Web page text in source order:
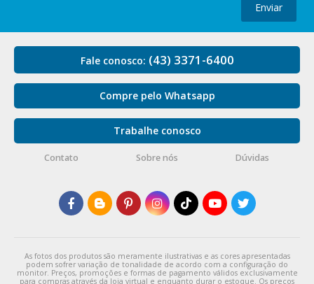
Enviar
Fale conosco: (43) 3371-6400
Compre pelo Whatsapp
Trabalhe conosco
Contato Sobre nós Dúvidas
As fotos dos produtos são meramente ilustrativas e as cores apresentadas
podem sofrer variação de tonalidade de acordo com a configuração do
monitor. Preços, promoções e formas de pagamento válidos exclusivamente
para compras através da loja virtual e enquanto durar o estoque. Os preços